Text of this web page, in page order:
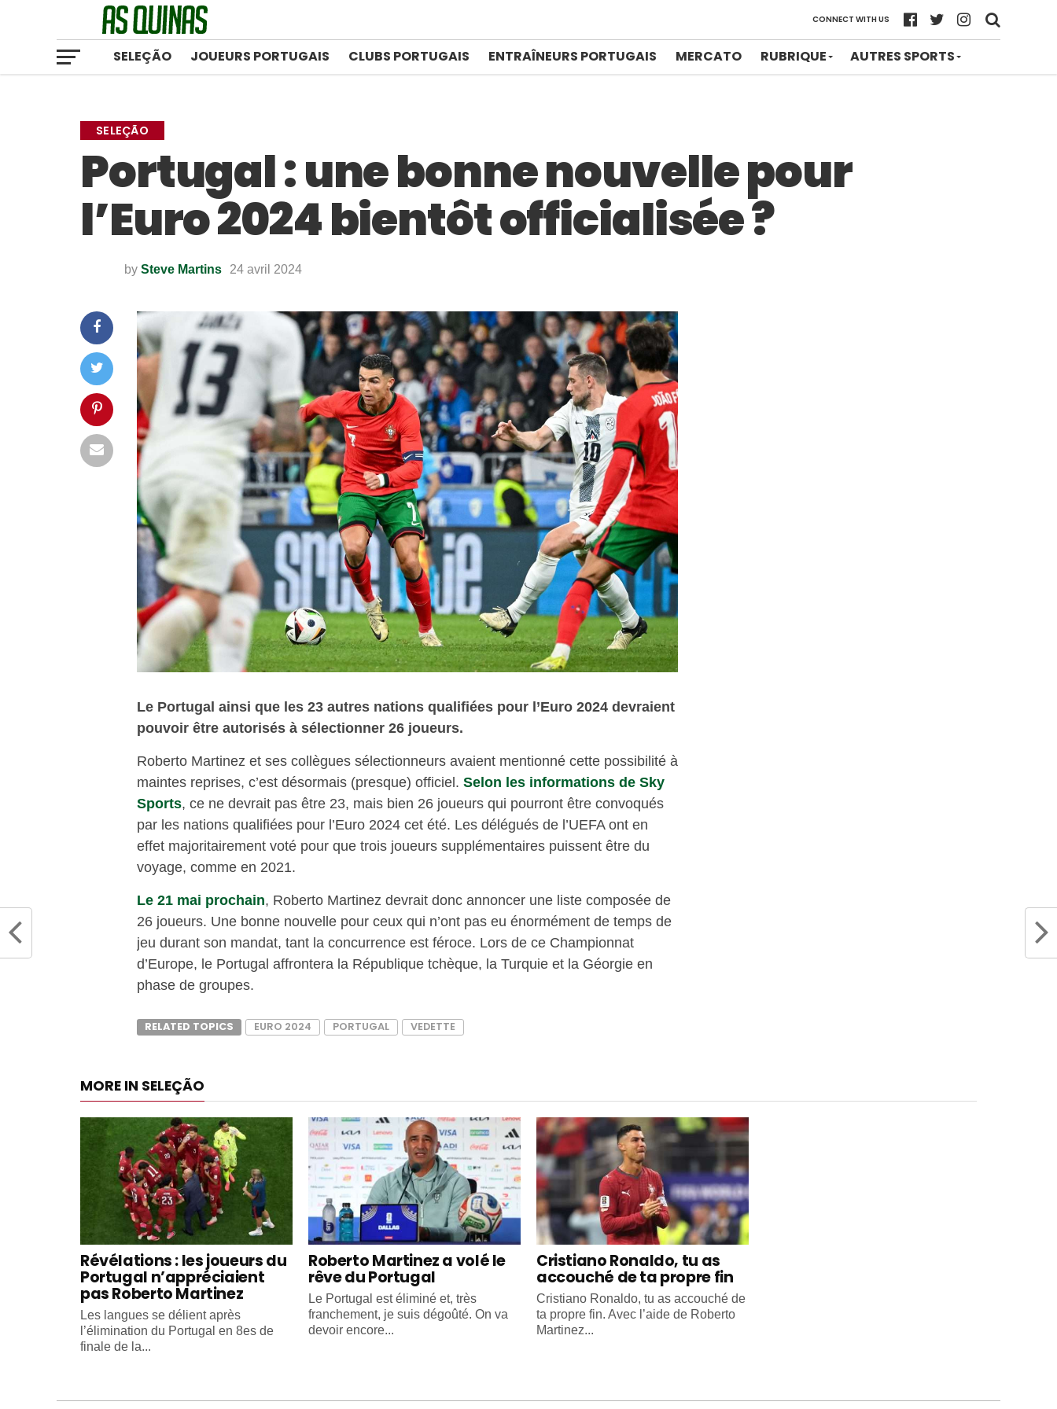
CONNECT WITH US
SELEÇÃO JOUEURS PORTUGAIS CLUBS PORTUGAIS ENTRAÎNEURS PORTUGAIS MERCATO RUBRIQUE AUTRES SPORTS
SELEÇÃO
Portugal : une bonne nouvelle pour
l’Euro 2024 bientôt officialisée ?
by Steve Martins 24 avril 2024
Le Portugal ainsi que les 23 autres nations qualifiées pour l’Euro 2024 devraient
pouvoir être autorisés à sélectionner 26 joueurs.
Roberto Martinez et ses collègues sélectionneurs avaient mentionné cette possibilité à
maintes reprises, c’est désormais (presque) officiel. Selon les informations de Sky
Sports, ce ne devrait pas être 23, mais bien 26 joueurs qui pourront être convoqués
par les nations qualifiées pour l’Euro 2024 cet été. Les délégués de l’UEFA ont en
effet majoritairement voté pour que trois joueurs supplémentaires puissent être du
voyage, comme en 2021.
Le 21 mai prochain, Roberto Martinez devrait donc annoncer une liste composée de
26 joueurs. Une bonne nouvelle pour ceux qui n’ont pas eu énormément de temps de
jeu durant son mandat, tant la concurrence est féroce. Lors de ce Championnat
d’Europe, le Portugal affrontera la République tchèque, la Turquie et la Géorgie en
phase de groupes.
RELATED TOPICS EURO 2024 PORTUGAL VEDETTE
MORE IN SELEÇÃO
Révélations : les joueurs du
Portugal n’appréciaient
pas Roberto Martinez
Les langues se délient après
l’élimination du Portugal en 8es de
finale de la...
Roberto Martinez a volé le
rêve du Portugal
Le Portugal est éliminé et, très
franchement, je suis dégoûté. On va
devoir encore...
Cristiano Ronaldo, tu as
accouché de ta propre fin
Cristiano Ronaldo, tu as accouché de
ta propre fin. Avec l’aide de Roberto
Martinez...